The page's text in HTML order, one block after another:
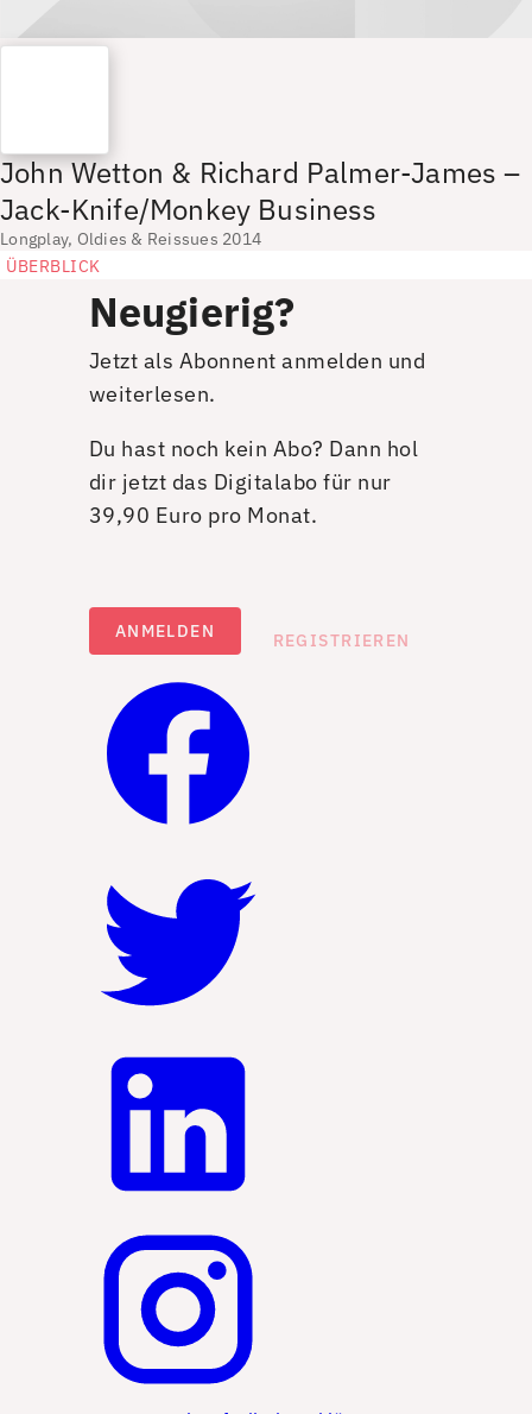
John Wetton & Richard Palmer-James –
Jack-Knife/Monkey Business
Longplay, Oldies & Reissues 2014
ÜBERBLICK
Neugierig?
Jetzt als Abonnent anmelden und
weiterlesen.
Du hast noch kein Abo? Dann hol
dir jetzt das Digitalabo für nur
39,90 Euro pro Monat.
ANMELDEN REGISTRIEREN